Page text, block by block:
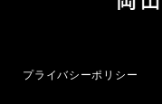
プライバシーポリシー